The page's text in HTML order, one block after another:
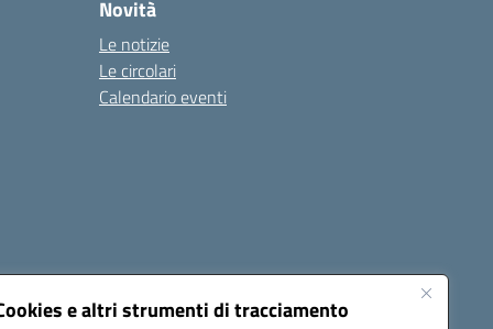
e altri strumenti di tracciamento
Novità
Le notizie
Le circolari
Calendario eventi